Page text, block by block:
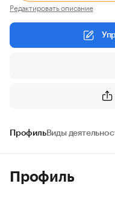
Редактировать описание
ПрофильВиды
Профиль